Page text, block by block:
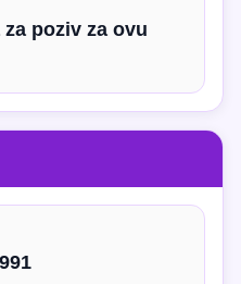
poziv za ovu